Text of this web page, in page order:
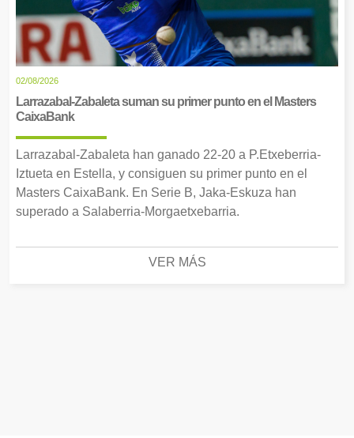
02/08/2026
Larrazabal-Zabaleta suman su primer punto en el Masters
CaixaBank
Larrazabal-Zabaleta han ganado 22-20 a P.Etxeberria-
Iztueta en Estella, y consiguen su primer punto en el
Masters CaixaBank. En Serie B, Jaka-Eskuza han
superado a Salaberria-Morgaetxebarria.
VER MÁS